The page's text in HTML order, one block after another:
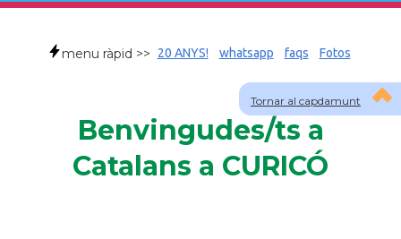
Tornar al capdamunt
menu ràpid >> 20 ANYS! whatsapp faqs Fotos
Benvingudes/ts a
Catalans a CURICÓ